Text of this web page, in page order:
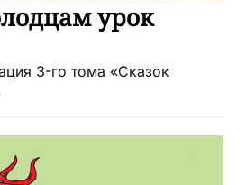
урок
3-го тома «Сказок